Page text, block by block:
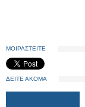
ΜΟΙΡΑΣΤΕΙΤΕ
ΔΕΙΤΕ ΑΚΟΜΑ